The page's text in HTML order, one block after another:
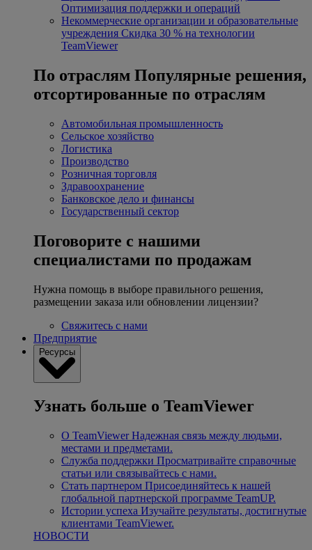
Оптимизация поддержки и операций
Некоммерческие организации и образовательные
учреждения Скидка 30 % на технологии
TeamViewer
По отраслям Популярные решения,
отсортированные по отраслям
Автомобильная промышленность
Сельское хозяйство
Логистика
Производство
Розничная торговля
Здравоохранение
Банковское дело и финансы
Государственный сектор
Поговорите с нашими
специалистами по продажам
Нужна помощь в выборе правильного решения,
размещении заказа или обновлении лицензии?
Свяжитесь с нами
Предприятие
Ресурсы
Узнать больше о TeamViewer
О TeamViewer Надежная связь между людьми,
местами и предметами.
Служба поддержки Просматривайте справочные
статьи или связывайтесь с нами.
Стать партнером Присоединяйтесь к нашей
глобальной партнерской программе TeamUP.
Истории успеха Изучайте результаты, достигнутые
клиентами TeamViewer.
НОВОСТИ